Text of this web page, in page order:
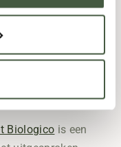
en
op met
structuur.
Biologico is een